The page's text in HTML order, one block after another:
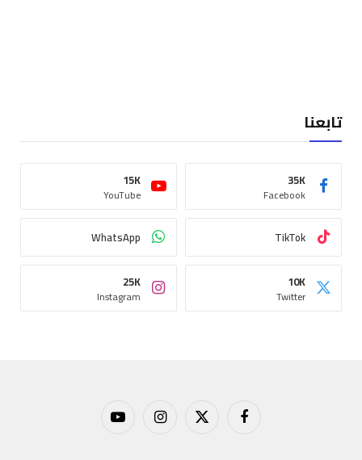
تابعنا
Facebook
35K
YouTube
15K
TikTok
WhatsApp
Twitter
10K
Instagram
25K
فيسبوك X الانستغراميوتيوب